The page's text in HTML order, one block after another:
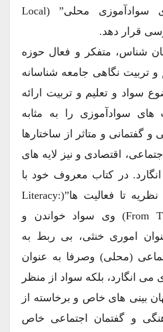
موضوع “فرآیندهای سوادآموزی محلی” (local
شناس، متفکر و فعال حوزه
تربیت نگاهی جامعه شناسانه
سواد و تعلیم و تربیت ارائه
سوادآموزی را به مثابه
گفتمانی و متاثر از ساختارها
اقتصادی و نیز لایه های
در کتاب معروف خود با
عنوان : “سواد: از نظریه تا فعالیت ها”(Literacy:
From Theory To Practice) وی سواد خواندن و
اموری خنثی، بی ربط به
(محلی) وصرفا به عنوان
انگارد، بلکه سواد از منظر
بینی های خاص و برخاسته از
و گفتمان اجتماعی خاص